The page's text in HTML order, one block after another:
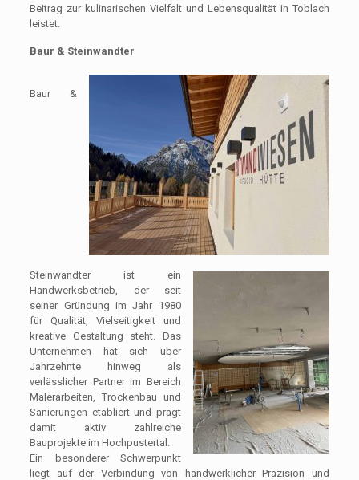
Beitrag zur kulinarischen Vielfalt und Lebensqualität in Toblach
leistet.
Baur & Steinwandter
Baur &
Steinwandter ist ein
Handwerksbetrieb, der seit
seiner Gründung im Jahr 1980
für Qualität, Vielseitigkeit und
kreative Gestaltung steht. Das
Unternehmen hat sich über
Jahrzehnte hinweg als
verlässlicher Partner im Bereich
Malerarbeiten, Trockenbau und
Sanierungen etabliert und prägt
damit aktiv zahlreiche
Bauprojekte im Hochpustertal.
Ein besonderer Schwerpunkt
liegt auf der Verbindung von handwerklicher Präzision und